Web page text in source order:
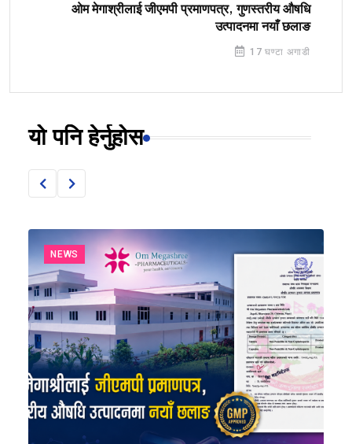
ओम मेगाश्रीलाई जीएमपी प्रमाणपत्र, गुणस्तरीय औषधि
उत्पादनमा नयाँ छलाङ
17 घण्टा अगाडी
यो पनि हेर्नुहोस
NEWS